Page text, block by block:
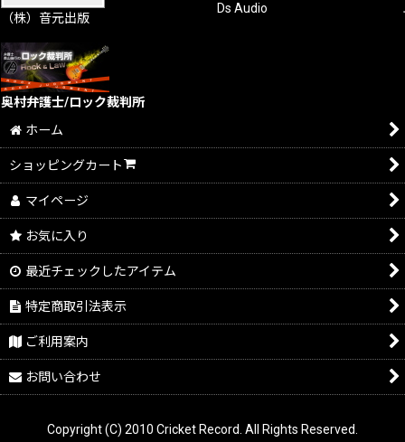
（株）音元出版
Ds Audio
奥村弁護士/ロック裁判所
ホーム
ショッピングカート
マイページ
お気に入り
最近チェックしたアイテム
特定商取引法表示
ご利用案内
お問い合わせ
Copyright (C) 2010 Cricket Record. All Rights Reserved.